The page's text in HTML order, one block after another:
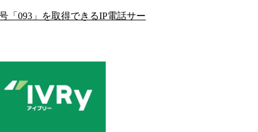
「 093 」を取得できるIP電話サー